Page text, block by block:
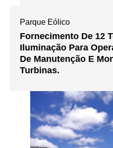
Parque Eólico
Fornecimento De 12
Iluminação Para
De Manutenção E
Turbinas.